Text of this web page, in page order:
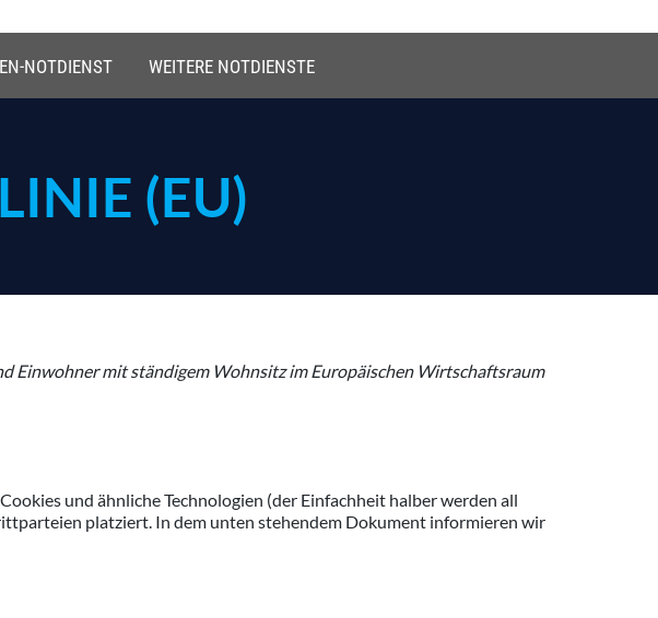
NOTDIENST WEITERE NOTDIENSTE
(EU)
Einwohner mit ständigem Wohnsitz im Europäischen Wirtschaftsraum
und ähnliche Technologien (der Einfachheit halber werden all
platziert. In dem unten stehendem Dokument informieren wir